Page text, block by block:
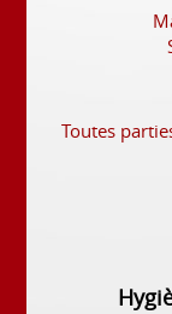
Toutes